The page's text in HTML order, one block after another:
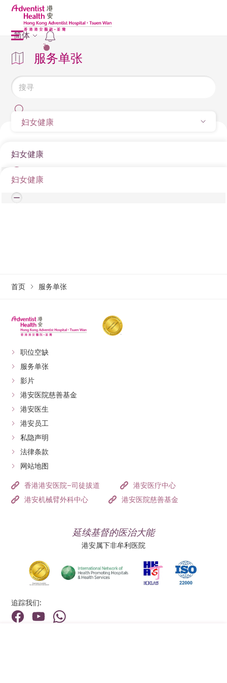
2
简体
服务单张
妇女健康
妇女健康
妇女健康
乳房健康中心
首页 服务单张
职位空缺
服务单张
影片
港安医院慈善基金
港安医生
港安员工
私隐声明
法律条款
网站地图
香港港安医院–司徒拔道
港安医疗中心
港安机械臂外科中心
港安医院慈善基金
延续基督的医治大能
港安属下非牟利医院
追踪我们: